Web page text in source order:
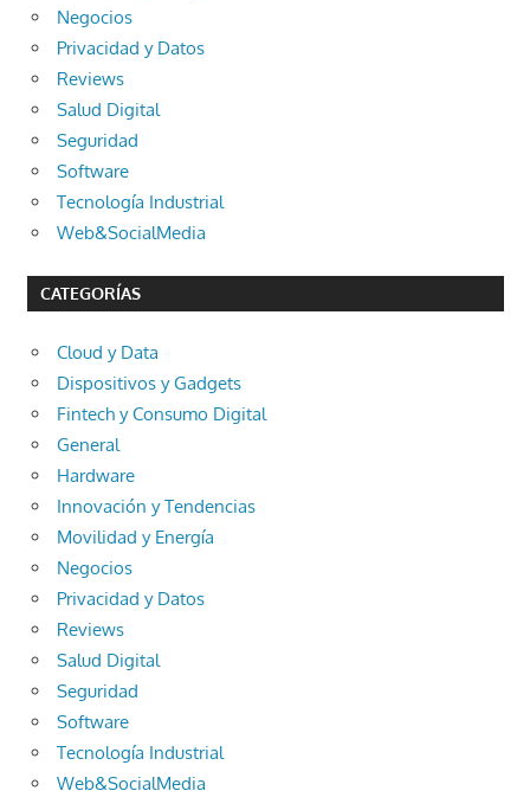
Negocios
Privacidad y Datos
Reviews
Salud Digital
Seguridad
Software
Tecnología Industrial
Web&SocialMedia
CATEGORÍAS
Cloud y Data
Dispositivos y Gadgets
Fintech y Consumo Digital
General
Hardware
Innovación y Tendencias
Movilidad y Energía
Negocios
Privacidad y Datos
Reviews
Salud Digital
Seguridad
Software
Tecnología Industrial
Web&SocialMedia